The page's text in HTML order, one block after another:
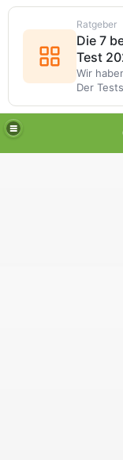
Ratgeber
Die 7
Test
Wir
Der